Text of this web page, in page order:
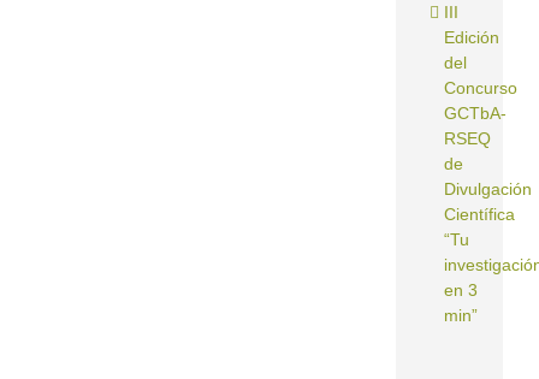
III
Edición
del
Concurso
GCTbA-
RSEQ
de
Divulgación
Científica
“Tu
en 3
min”